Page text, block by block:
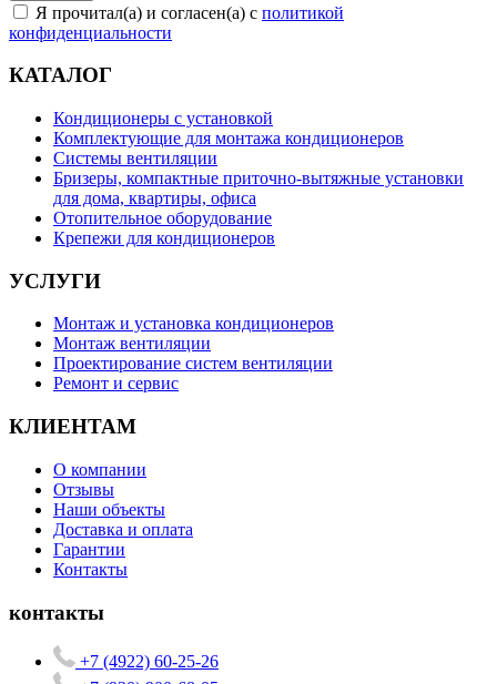
Я прочитал(а) и согласен(а) с политикой
конфиденциальности
КАТАЛОГ
Кондиционеры с установкой
Комплектующие для монтажа кондиционеров
Системы вентиляции
Бризеры, компактные приточно-вытяжные установки
для дома, квартиры, офиса
Отопительное оборудование
Крепежи для кондиционеров
УСЛУГИ
Монтаж и установка кондиционеров
Монтаж вентиляции
Проектирование систем вентиляции
Ремонт и сервис
КЛИЕНТАМ
О компании
Отзывы
Наши объекты
Доставка и оплата
Гарантии
Контакты
контакты
+7 (4922) 60-25-26